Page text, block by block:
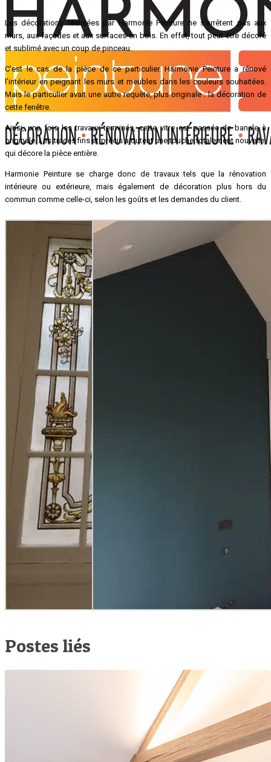
Les décorations réalisées par Harmonie Peinture ne s’arrêtent pas aux
murs, aux façades et aux surfaces en bois. En effet, tout peut être décoré
et sublimé avec un coup de pinceau.
C’est le cas de la pièce de ce particulier. Harmonie Peinture a rénové
l’intérieur en peignant les murs et meubles dans les couleurs souhaitées.
Mais le particulier avait une autre requête, plus originale : la décoration de
cette fenêtre.
Ainsi, une fois les travaux terminés, cette vitre est passée de banale à
originale. Les tracés fins et précis ajoutent une touche totalement nouvelle,
qui décore la pièce entière.
Harmonie Peinture se charge donc de travaux tels que la rénovation
intérieure ou extérieure, mais également de décoration plus hors du
commun comme celle-ci, selon les goûts et les demandes du client.
Postes liés